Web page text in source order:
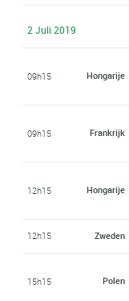
2 Juli 2019
09h15 Hongarije
09h15 Frankrijk
12h15 Hongarije
12h15 Zweden
15h15 Polen